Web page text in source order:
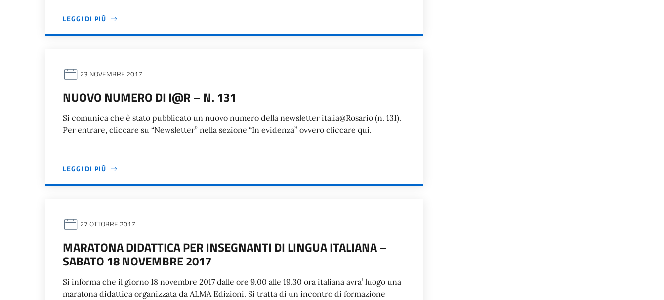
LEGGI DI PIÙ
23 NOVEMBRE 2017
NUOVO NUMERO DI I@R – N. 131
Si comunica che è stato pubblicato un nuovo numero della newsletter italia@Rosario (n. 131).
Per entrare, cliccare su “Newsletter” nella sezione “In evidenza” ovvero cliccare qui.
LEGGI DI PIÙ
27 OTTOBRE 2017
MARATONA DIDATTICA PER INSEGNANTI DI LINGUA ITALIANA –
SABATO 18 NOVEMBRE 2017
Si informa che il giorno 18 novembre 2017 dalle ore 9.00 alle 19.30 ora italiana avra’ luogo una
maratona didattica organizzata da ALMA Edizioni. Si tratta di un incontro di formazione